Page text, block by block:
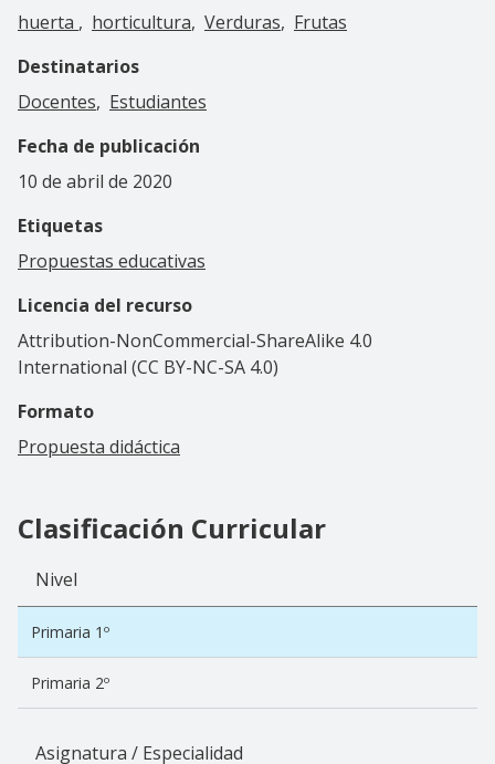
huerta
horticultura Verduras
Frutas
Destinatarios
Docentes
Estudiantes
Fecha de publicación
10 de abril de 2020
Etiquetas
Propuestas educativas
Licencia del recurso
Attribution-NonCommercial-ShareAlike 4.0
International (CC BY-NC-SA 4.0)
Formato
Propuesta didáctica
Clasificación Curricular
Nivel
Primaria 1º
Primaria 2º
Asignatura / Especialidad